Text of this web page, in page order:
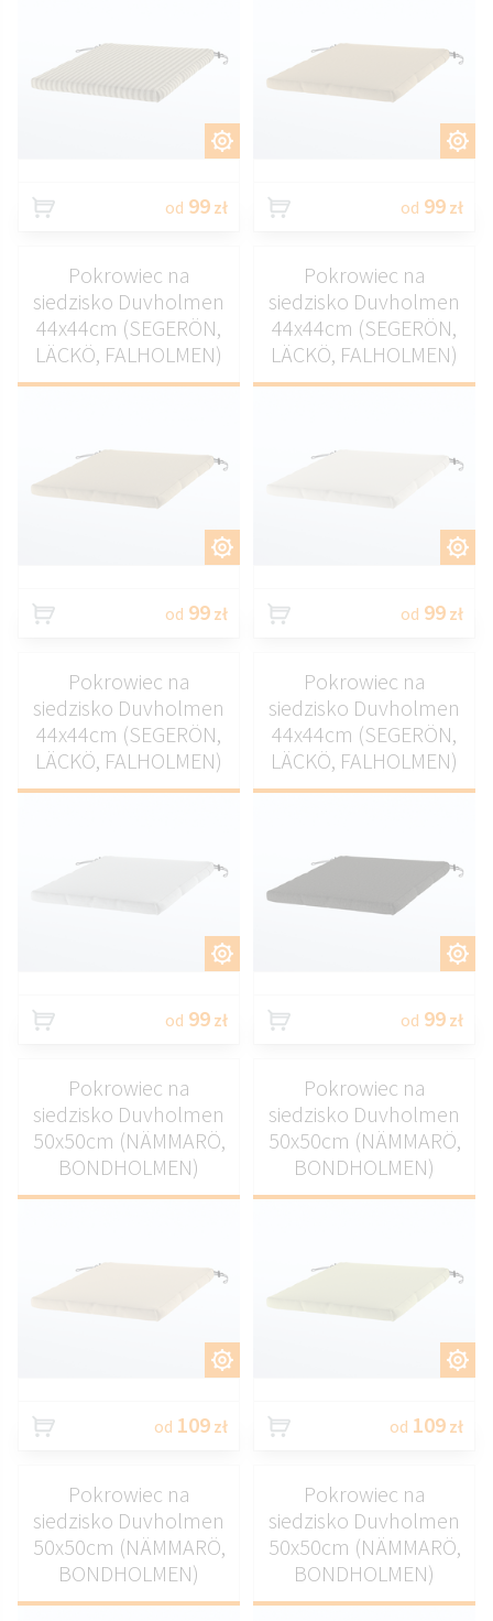
od 99 zł od 99 zł
Pokrowiec na
siedzisko Duvholmen
44x44cm (SEGERÖN,
LÄCKÖ, FALHOLMEN)
od 99 zł
Pokrowiec na
siedzisko Duvholmen
44x44cm (SEGERÖN,
LÄCKÖ, FALHOLMEN)
od 99 zł
Pokrowiec na
siedzisko Duvholmen
44x44cm (SEGERÖN,
LÄCKÖ, FALHOLMEN)
od 99 zł
Pokrowiec na
siedzisko Duvholmen
44x44cm (SEGERÖN,
LÄCKÖ, FALHOLMEN)
od 99 zł
Pokrowiec na
siedzisko Duvholmen
50x50cm (NÄMMARÖ,
BONDHOLMEN)
od 109 zł
Pokrowiec na
siedzisko Duvholmen
50x50cm (NÄMMARÖ,
BONDHOLMEN)
od 109 zł
Pokrowiec na
siedzisko Duvholmen
50x50cm (NÄMMARÖ,
BONDHOLMEN)
Pokrowiec na
siedzisko Duvholmen
50x50cm (NÄMMARÖ,
BONDHOLMEN)